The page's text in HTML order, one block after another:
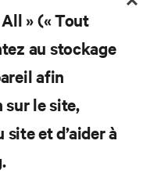
les dernières
sur les sujets les
que les dernières
sur la gestion,
des data centers
critiques.
» (« Tout
au stockage
afin
sur le site,
et d’aider à